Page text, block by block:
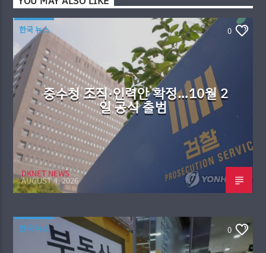
한국 뉴스 0
중수청 조직·인력안 확정…10월 2
일 공식 출범
DKNET NEWS
AUGUST 4, 2026
한국 뉴스 0